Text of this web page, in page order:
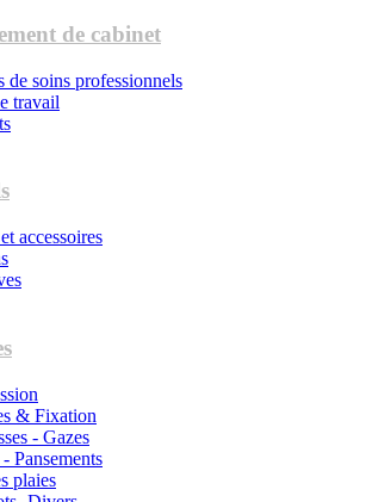
de cabinet
de soins professionnels
travail
accessoires
& Fixation
- Gazes
Pansements
plaies